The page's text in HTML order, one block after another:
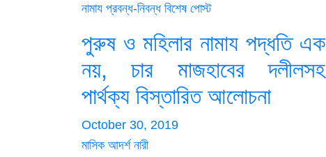
নামায প্রবন্ধ-নিবন্ধ বিশেষ পোস্ট
পুরুষ ও মহিলার নামায পদ্ধতি এক
নয়, চার মাজহাবের দলীলসহ
পার্থক্য বিস্তারিত আলোচনা
October 30, 2019
মাসিক আদর্শ নারী